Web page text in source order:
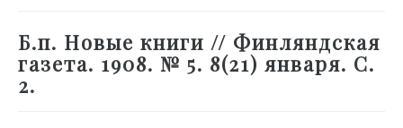
Б.п. Новые книги // Финляндская
газета. 1908. № 5. 8(21) января. С.
2.